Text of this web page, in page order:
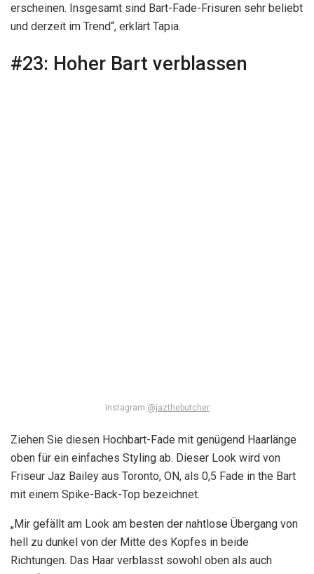
erscheinen. Insgesamt sind Bart-Fade-Frisuren sehr beliebt
und derzeit im Trend“, erklärt Tapia.
#23: Hoher Bart verblassen
Instagram @jazthebutcher
Ziehen Sie diesen Hochbart-Fade mit genügend Haarlänge
oben für ein einfaches Styling ab. Dieser Look wird von
Friseur Jaz Bailey aus Toronto, ON, als 0,5 Fade in the Bart
mit einem Spike-Back-Top bezeichnet.
„Mir gefällt am Look am besten der nahtlose Übergang von
hell zu dunkel von der Mitte des Kopfes in beide
Richtungen. Das Haar verblasst sowohl oben als auch